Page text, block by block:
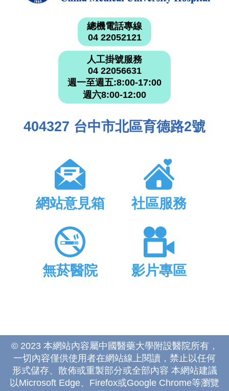
總機電話專線
04 22052121
人工掛號服務
04 22056631
週一至週五:8:00-17:00
週六8:00-12:00
404327 台中市北區育德路2號
網站意見箱 社區服務
無菸醫院 影片專區
© 2023 本網站內容屬中國醫藥大學附設醫院所有，
一切內容僅供使用者在網站線上閱讀，禁止以任何
形式儲存、散佈或重製部分或全部內容 本網站建議
以Microsoft Edge、Firefox或Google Chrome等瀏覽